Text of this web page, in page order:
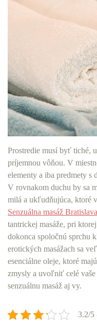
Prostredie musí byť tiché,
príjemnou vôňou. V
elementy a iba predmety s
V rovnakom duchu by sa
milá a ukľudňujúca, ktoré
Senzuálna masáž
tantrickej masáže, pri
dokonca spoločnú sprchu
erotických masážach sa
esenciálne oleje, ktoré
zmysly a uvoľniť celé vaše
senzuálnu masáž aj vy.
3.2/5